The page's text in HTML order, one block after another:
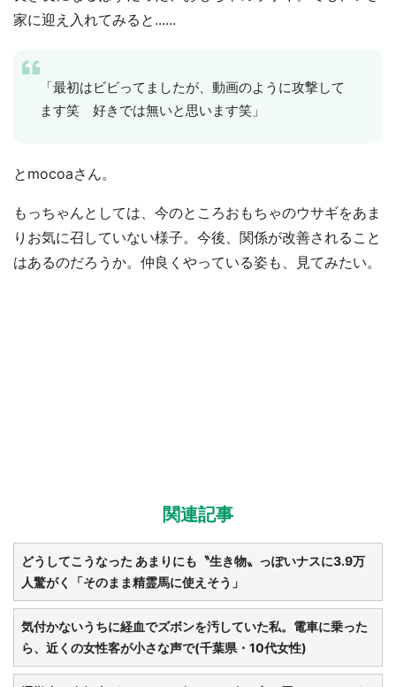
家に迎え入れてみると......
「最初はビビってましたが、動画のように攻撃して
ます笑 好きでは無いと思います笑」
とmocoaさん。
もっちゃんとしては、今のところおもちゃのウサギをあま
りお気に召していない様子。今後、関係が改善されること
はあるのだろうか。仲良くやっている姿も、見てみたい。
関連記事
どうしてこうなった あまりにも〝生き物〟っぽいナスに3.9万
人驚がく「そのまま精霊馬に使えそう」
気付かないうちに経血でズボンを汚していた私。電車に乗った
ら、近くの女性客が小さな声で(千葉県・10代女性)